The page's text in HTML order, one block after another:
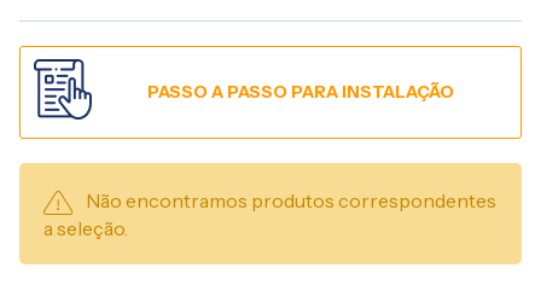
Não encontramos produtos correspondentes
a seleção.
PASSO A PASSO PARA INSTALAÇÃO